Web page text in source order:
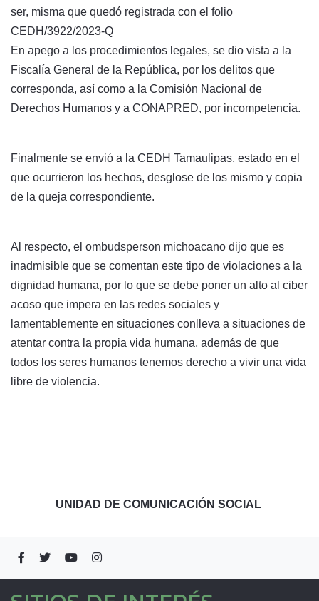
ser, misma que quedó registrada con el folio
CEDH/3922/2023-Q
En apego a los procedimientos legales, se dio vista a la
Fiscalía General de la República, por los delitos que
corresponda, así como a la Comisión Nacional de
Derechos Humanos y a CONAPRED, por incompetencia.
Finalmente se envió a la CEDH Tamaulipas, estado en el
que ocurrieron los hechos, desglose de los mismo y copia
de la queja correspondiente.
Al respecto, el ombudsperson michoacano dijo que es
inadmisible que se comentan este tipo de violaciones a la
dignidad humana, por lo que se debe poner un alto al ciber
acoso que impera en las redes sociales y
lamentablemente en situaciones conlleva a situaciones de
atentar contra la propia vida humana, además de que
todos los seres humanos tenemos derecho a vivir una vida
libre de violencia.
UNIDAD DE COMUNICACIÓN SOCIAL